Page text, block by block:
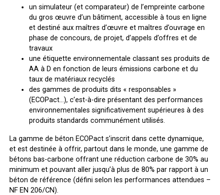
un simulateur (et comparateur) de l’empreinte carbone
du gros œuvre d’un bâtiment, accessible à tous en ligne
et destiné aux maîtres d’œuvre et maîtres d’ouvrage en
phase de concours, de projet, d’appels d’offres et de
travaux
une étiquette environnementale classant ses produits de
AA à D en fonction de leurs émissions carbone et du
taux de matériaux recyclés
des gammes de produits dits « responsables »
(ECOPact…), c’est-à-dire présentant des performances
environnementales significativement supérieures à des
produits standards communément utilisés.
La gamme de béton ECOPact s’inscrit dans cette dynamique,
et est destinée à offrir, partout dans le monde, une gamme de
bétons bas-carbone offrant une réduction carbone de 30% au
minimum et pouvant aller jusqu’à plus de 80% par rapport à un
béton de référence (défini selon les performances attendues –
NF EN 206/CN).